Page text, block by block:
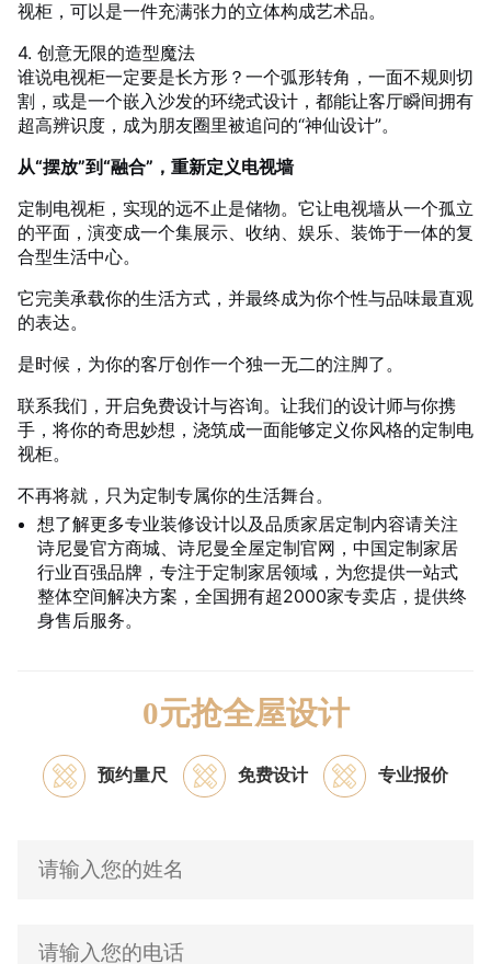
视柜，可以是一件充满张力的立体构成艺术品。
4. 创意无限的造型魔法
谁说电视柜一定要是长方形？一个弧形转角，一面不规则切
割，或是一个嵌入沙发的环绕式设计，都能让客厅瞬间拥有
超高辨识度，成为朋友圈里被追问的“神仙设计”。
从“摆放”到“融合”，重新定义电视墙
定制电视柜，实现的远不止是储物。它让电视墙从一个孤立
的平面，演变成一个集展示、收纳、娱乐、装饰于一体的复
合型生活中心。
它完美承载你的生活方式，并最终成为你个性与品味最直观
的表达。
是时候，为你的客厅创作一个独一无二的注脚了。
联系我们，开启免费设计与咨询。让我们的设计师与你携
手，将你的奇思妙想，浇筑成一面能够定义你风格的定制电
视柜。
不再将就，只为定制专属你的生活舞台。
想了解更多专业装修设计以及品质家居定制内容请关注
诗尼曼官方商城、诗尼曼全屋定制官网，中国定制家居
行业百强品牌，专注于定制家居领域，为您提供一站式
整体空间解决方案，全国拥有超2000家专卖店，提供终
身售后服务。
0元抢全屋设计
预约量尺 免费设计 专业报价